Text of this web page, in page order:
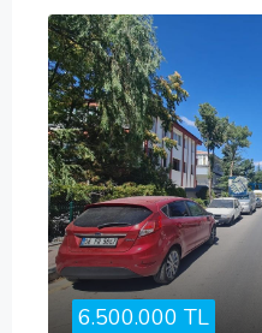
6.500.000 TL